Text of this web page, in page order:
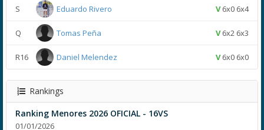
S Eduardo Rivero V6x0 6x4
Q Tomas Peña V6x2 6x3
R16 Daniel Melendez V6x0 6x0
Rankings
Ranking Menores 2026 OFICIAL - 16VS
01/01/2026